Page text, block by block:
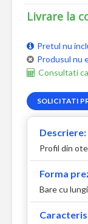
Livrare la
Pretul nu
Produsul nu
Consultati
SOLICITATI
Descriere:
Profil din
Forma
Bare cu